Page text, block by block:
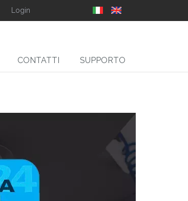
Login
CONTATTI SUPPORTO